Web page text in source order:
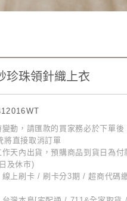
珍珠領針織上衣
變動，請匯款的買家務必於下單後
將直接取消訂單
作天內出貨，預購商品到貨日為付
及休市)
線上刷卡 / 刷卡分3期 / 超商代碼